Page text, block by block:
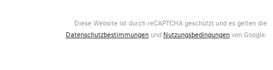
Diese Website ist durch reCAPTCHA geschützt und es gelten die
Datenschutzbestimmungen und Nutzungsbedingungenvon Google.